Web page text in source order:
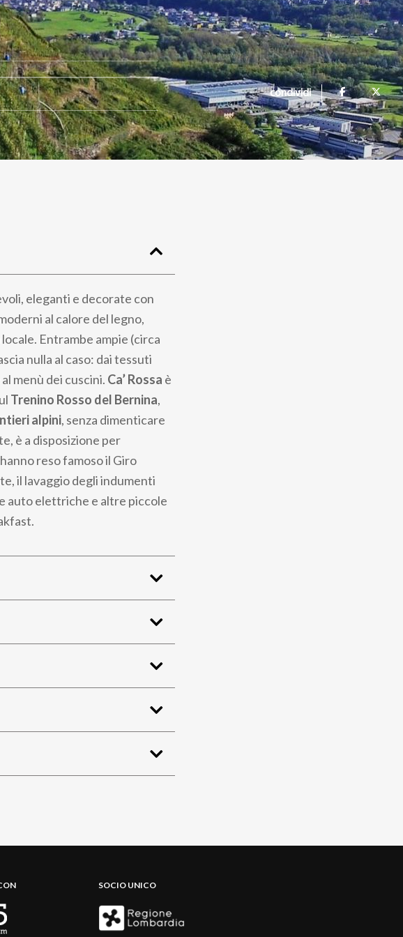
condividi
eleganti e decorate con
al calore del legno,
Entrambe ampie (circa
nulla al caso: dai tessuti
menù dei cuscini. Ca’ Rossa è
Trenino Rosso del Bernina,
alpini, senza dimenticare
è a disposizione per
reso famoso il Giro
il lavaggio degli indumenti
auto elettriche e altre piccole
SOCIO UNICO